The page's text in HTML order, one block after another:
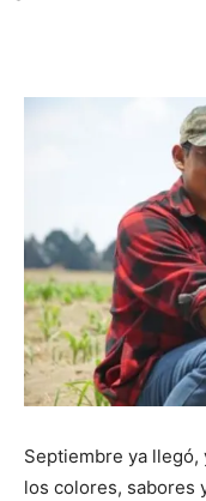
Septiembre ya
los colores, sabores